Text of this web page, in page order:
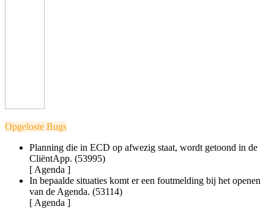
Opgeloste Bugs
Planning die in ECD op afwezig staat, wordt getoond in de
CliëntApp. (53995)
[ Agenda ]
In bepaalde situaties komt er een foutmelding bij het openen
van de Agenda. (53114)
[ Agenda ]